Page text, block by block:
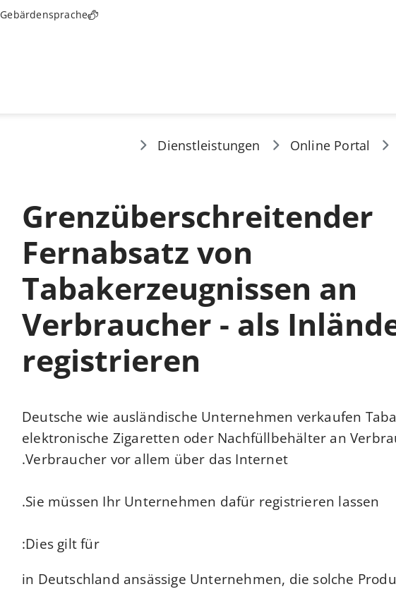
Gebärdensprache
Online Portal
Dienstleistungen
Grenzüberschreitender
Fernabsatz von
Tabakerzeugnissen an
Verbraucher - als
registrieren
Deutsche wie ausländische Unternehmen verkaufen
elektronische Zigaretten oder Nachfüllbehälter an
Verbraucher vor allem über das Internet.
Sie müssen Ihr Unternehmen dafür registrieren lassen.
Dies gilt für:
in Deutschland ansässige Unternehmen, die solche